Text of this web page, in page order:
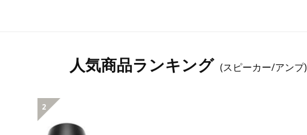
人気商品ランキング (スピーカー/アンプ)
2